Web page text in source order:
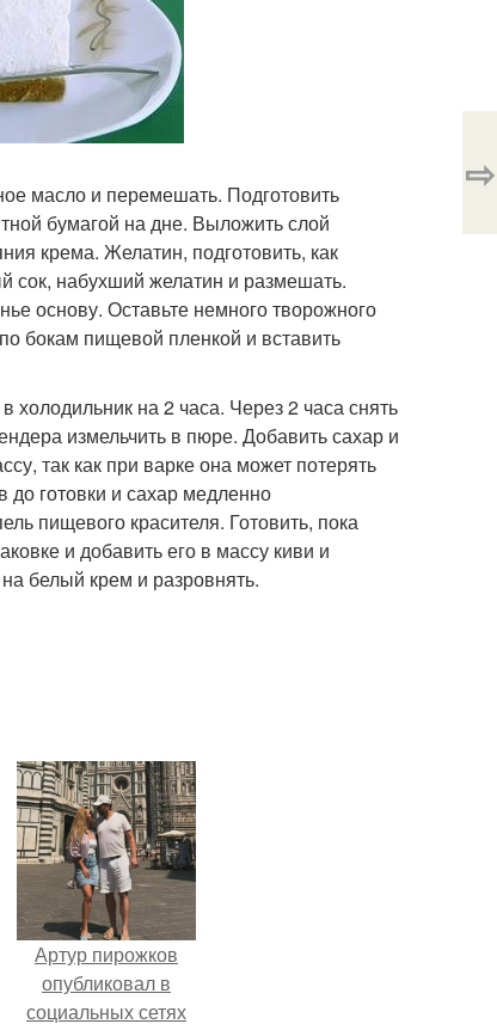
масло и перемешать. Подготовить
бумагой на дне. Выложить слой
крема. Желатин, подготовить, как
сок, набухший желатин и размешать.
основу. Оставьте немного творожного
бокам пищевой пленкой и вставить
на 2 часа. Через 2 часа снять
измельчить в пюре. Добавить сахар и
так как при варке она может потерять
до готовки и сахар медленно
пищевого красителя. Готовить, пока
и добавить его в массу киви и
белый крем и разровнять.
⇨
Артур пирожков
опубликовал в
социальных сетях